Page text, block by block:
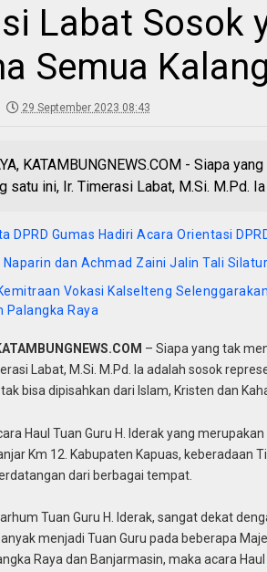
Labat Sosok
Semua
29 September 2023 08:43
KATAMBUNGNEWS.COM - Siapa
satu ini, Ir. Timerasi Labat, M.Si. M.Pd.
DPRD Gumas Hadiri Acara Orientasi
Naparin dan Achmad Zaini Jalin Tali
Vokasi Kalselteng
Palangka Raya
– Siapa yang tak
Labat, M.Si. M.Pd. Ia adalah sosok
bisa dipisahkan dari Islam, Kristen dan
Haul Tuan Guru H. Iderak yang
Km 12. Kabupaten Kapuas, keberadaan
dari berbagai tempat.
Tuan Guru H. Iderak, sangat dekat
menjadi Tuan Guru pada beberapa
Raya dan Banjarmasin, maka acara